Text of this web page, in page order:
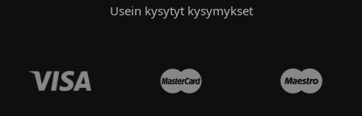
Usein kysytyt kysymykset